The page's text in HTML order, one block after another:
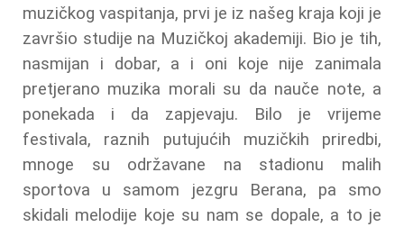
muzičkog vaspitanja, prvi je iz našeg kraja koji je
završio studije na Muzičkoj akademiji. Bio je tih,
nasmijan i dobar, a i oni koje nije zanimala
pretjerano muzika morali su da nauče note, a
ponekada i da zapjevaju. Bilo je vrijeme
festivala, raznih putujućih muzičkih priredbi,
mnoge su održavane na stadionu malih
sportova u samom jezgru Berana, pa smo
skidali melodije koje su nam se dopale, a to je